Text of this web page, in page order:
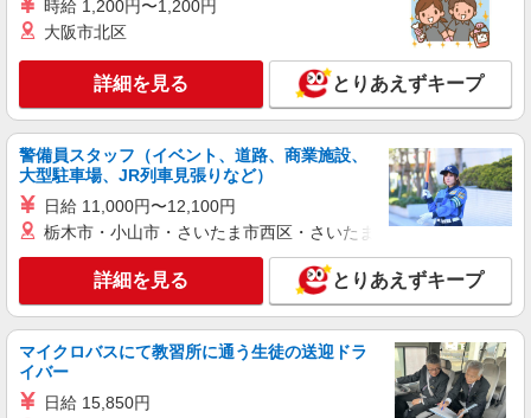
派遣社員
株式会社ウィズ
書類作成など事務
時給2000円 ★月収例：294,000=時給2000円
×7H×21日
東京都 / 江戸川区
詳細を見る
紹介予定派遣
株式会社ウィズ
時給1700円 ★月収例：285,600円⇒時給1700
円×実働8H×21日
時給 1,200円〜1,200円
大阪市北区
詳細を見る とりあえずキープ
警備員スタッフ（イベント、道路、商業施設、
大型駐車場、JR列車見張りなど）
日給 11,000円〜12,100円
栃木市・小山市・さいたま市西区・さいたま市岩槻区・久喜市・
詳細を見る とりあえずキープ
マイクロバスにて教習所に通う生徒の送迎ドラ
イバー
日給 15,850円